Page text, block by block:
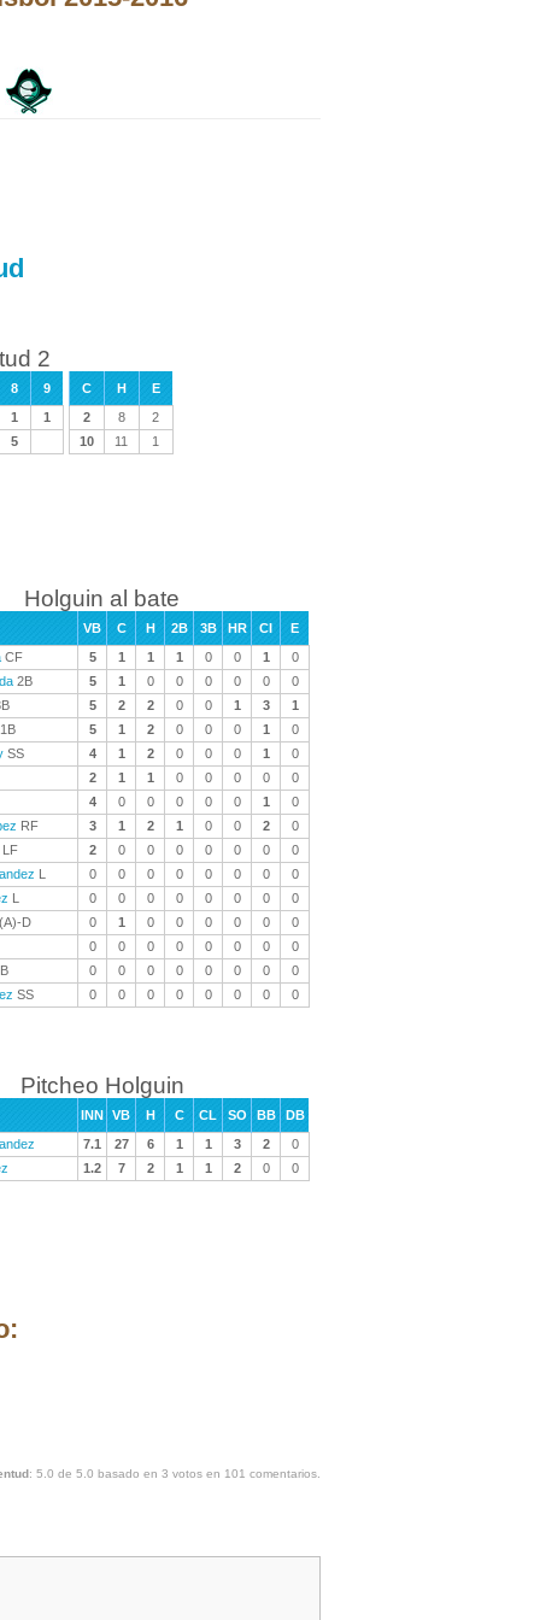
2
8 9 C H
E
1
1 2 8
2
5
10 11 1
Holguin al bate
VB C H 2B 3B HR CI
E
CF 5 1 1 1 0 0 1
0
2B 5 1 0 0 0 0 0
0
5 2 2 0 0 1 3
1
5 1 2 0 0 0 1
0
SS 4 1 2 0 0 0 1
0
2
1 1 0 0 0 0
0
4
0 0 0 0 0 1
0
RF 3 1 2 1 0 0 2
0
LF
2 0 0 0 0 0 0
0
L 0 0 0 0 0 0 0
0
L 0 0 0 0 0 0 0
0
D
0 1 0 0 0 0 0
0
0
0 0 0 0 0 0
0
0 0 0 0 0 0 0
0
SS 0 0 0 0 0 0 0 0
Pitcheo Holguin
INN VB H C CL SO BB
DB
7.1 27 6 1 1 3 2
0
1.2 7 2 1 1 2 0 0
: 5.0 de 5.0 basado en 3 votos en 101 comentarios.